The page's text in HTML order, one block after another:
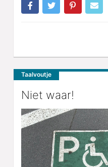
Taalvoutje
Niet waar!